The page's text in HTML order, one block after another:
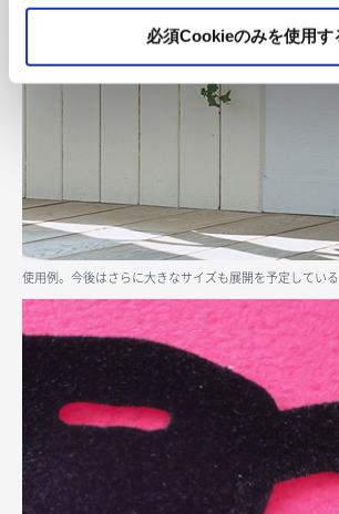
必須Cookieのみを使用す
使用例。今後はさらに大きなサイズも展開を予定している